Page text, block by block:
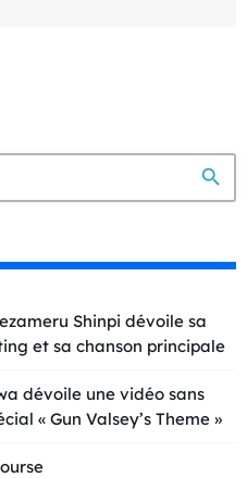
search
Shinpi dévoile sa
et sa chanson principale
dévoile une vidéo sans
« Gun Valsey’s Theme »